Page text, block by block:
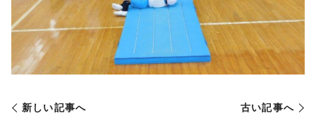
新しい記事へ 古い記事へ